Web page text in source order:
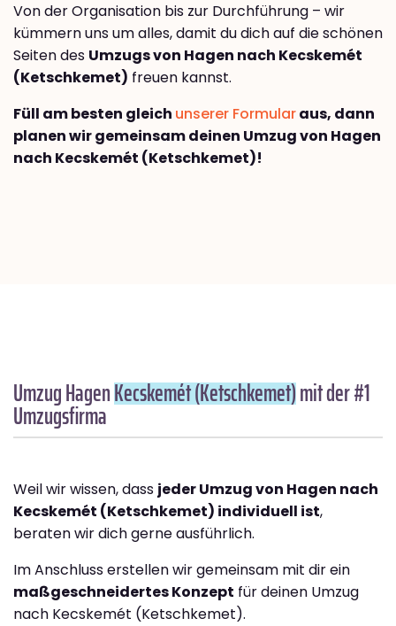
Von der Organisation bis zur Durchführung – wir
kümmern uns um alles, damit du dich auf die schönen
Seiten des Umzugs von Hagen nach Kecskemét
(Ketschkemet) freuen kannst.
Füll am besten gleich unserer Formularaus, dann
planen wir gemeinsam deinen Umzug von Hagen
nach Kecskemét (Ketschkemet)!
Umzug HagenKecskemét (Ketschkemet)mit der #1
Umzugsfirma
Weil wir wissen, dass jeder Umzug von Hagen nach
Kecskemét (Ketschkemet) individuell ist,
beraten wir dich gerne ausführlich.
Im Anschluss erstellen wir gemeinsam mit dir ein
maßgeschneidertes Konzept für deinen Umzug
nach Kecskemét (Ketschkemet).